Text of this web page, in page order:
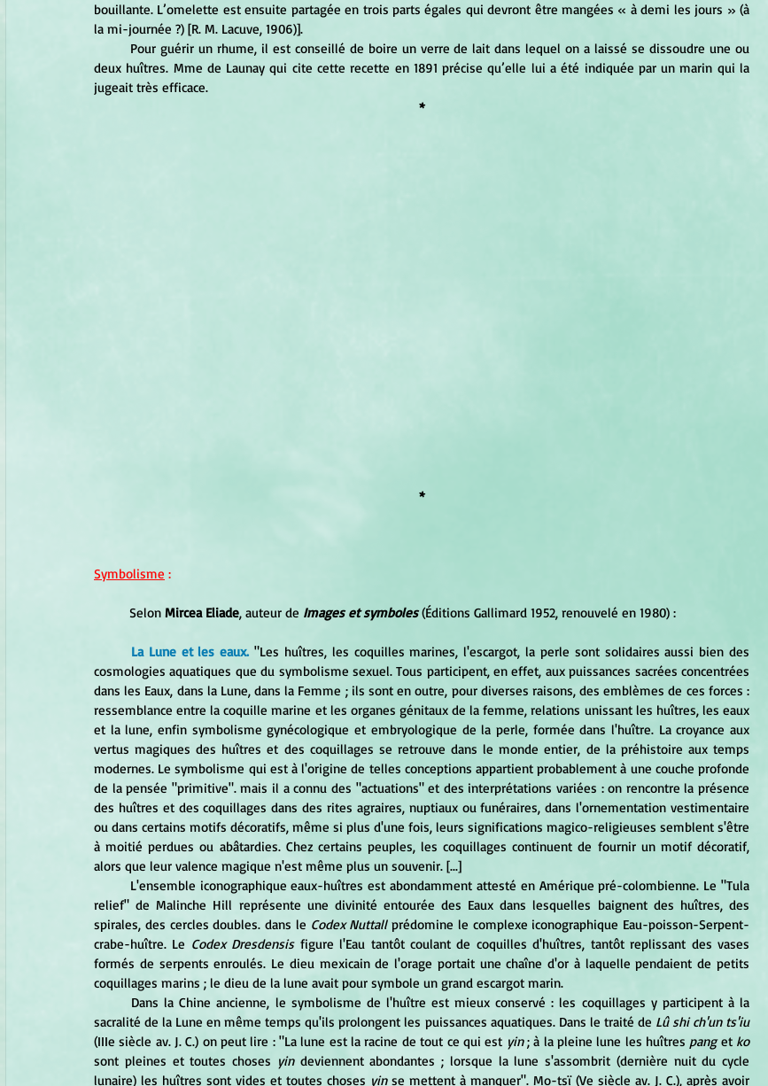
bouillante. L’omelette est ensuite partagée en trois parts égales qui devront être mangées « à demi les jours » (à
la mi-journée ?) [R. M. Lacuve, 1906)].
deux huîtres. Mme de Launay qui cite cette recette en 1891 précise qu’elle lui a été indiquée par un marin qui la
jugeait très efficace.
*
*
Symbolisme :
	Selon
Mircea Eliade, auteur de Images et symboles (Éditions Gallimard 1952, renouvelé en 1980) :
La Lune et les eaux. "Les huîtres, les coquilles marines, l'escargot, la perle sont solidaires aussi bien des
cosmologies aquatiques que du symbolisme sexuel. Tous participent, en effet, aux puissances sacrées concentrées
dans les Eaux, dans la Lune, dans la Femme ; ils sont en outre, pour diverses raisons, des emblèmes de ces forces :
ressemblance entre la coquille marine et les organes génitaux de la femme, relations unissant les huîtres, les eaux
et la lune, enfin symbolisme gynécologique et embryologique de la perle, formée dans l'huître. La croyance aux
vertus magiques des huîtres et des coquillages se retrouve dans le monde entier, de la préhistoire aux temps
modernes. Le symbolisme qui est à l'origine de telles conceptions appartient probablement à une couche profonde
de la pensée "primitive". mais il a connu des "actuations" et des interprétations variées : on rencontre la présence
des huîtres et des coquillages dans des rites agraires, nuptiaux ou funéraires, dans l'ornementation vestimentaire
ou dans certains motifs décoratifs, même si plus d'une fois, leurs significations magico-religieuses semblent s'être
à moitié perdues ou abâtardies. Chez certains peuples, les coquillages continuent de fournir un motif décoratif,
alors que leur valence magique n'est même plus un souvenir. [...]
relief" de Malinche Hill représente une divinité entourée des Eaux dans lesquelles baignent des huîtres, des
spirales, des cercles doubles. dans le Codex Nuttall prédomine le complexe iconographique Eau-poisson-Serpent-
crabe-huître. Le Codex Dresdensis figure l'Eau tantôt coulant de coquilles d'huîtres, tantôt replissant des vases
formés de serpents enroulés. Le dieu mexicain de l'orage portait une chaîne d'or à laquelle pendaient de petits
coquillages marins ; le dieu de la lune avait pour symbole un grand escargot marin.
sacralité de la Lune en même temps qu'ils prolongent les puissances aquatiques. Dans le traité de Lû shi ch'un ts'iu
(IIIe siècle av. J. C.) on peut lire : "La lune est la racine de tout ce qui est yin ; à la pleine lune les huîtres pang et ko
sont pleines et toutes choses yin deviennent abondantes ; lorsque la lune s'assombrit (dernière nuit du cycle
lunaire) les huîtres sont vides et toutes choses yin se mettent à manquer". Mo-tsï (Ve siècle av. J. C.), après avoir